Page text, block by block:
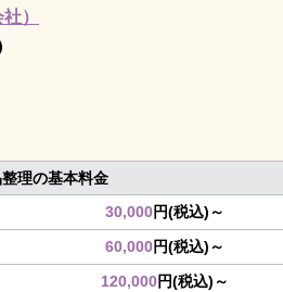
）
理の基本料金
30,000円(税込)～
60,000円(税込)～
120,000円(税込)～